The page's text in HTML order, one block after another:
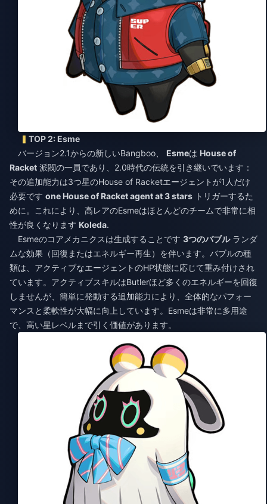
TOP 2: Esme
バージョン2.1からの新しいBangboo、 Esmeは House of
Racket 派閥の一員であり、2.0時代の伝統を引き継いでいます：
その追加能力は3つ星のHouse of Racketエージェントが1人だけ
必要です one House of Racket agent at 3 stars トリガーするた
めに。これにより、高レアのEsmeはほとんどのチームで非常に相
性が良くなります Koleda.
Esmeのコアメカニクスは生成することです 3つのバブルランダ
ムな効果（回復またはエネルギー再生）を伴います。バブルの種
類は、アクティブなエージェントのHP状態に応じて重み付けされ
ています。アクティブスキルはButlerほど多くのエネルギーを回復
しませんが、簡単に発動する追加能力により、全体的なパフォー
マンスと柔軟性が大幅に向上しています。Esmeは非常に多用途
で、高い星レベルまで引く価値があります。